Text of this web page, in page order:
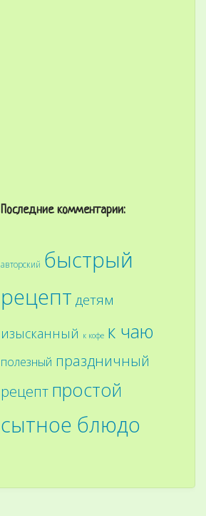
Последние комментарии:
авторский быстрый
рецепт детям
изысканный к кофе к чаю
полезный праздничный
рецепт простой
сытное блюдо